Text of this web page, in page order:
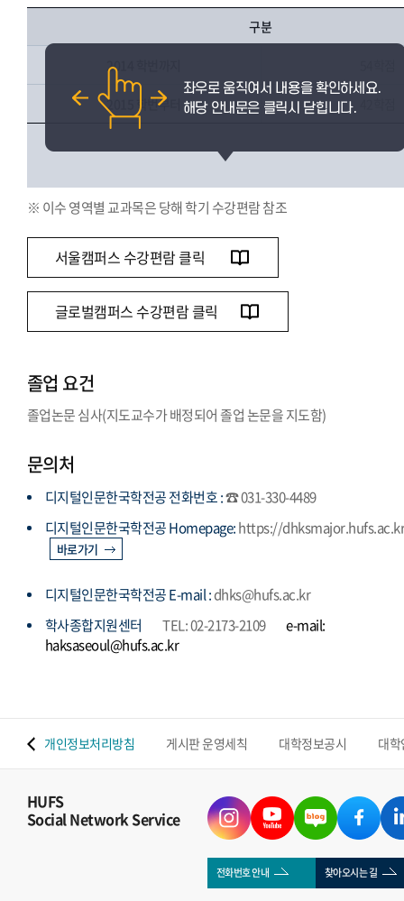
구분
2014 학번까지
2015 학번부터
※ 이수 영역별 교과목은 당해 학기 수강편람 참조
서울캠퍼스 수강편람 클릭
글로벌캠퍼스 수강편람 클릭
졸업 요건
졸업논문 심사(지도교수가 배정되어 졸업 논문을 지도함)
문의처
디지털인문한국학전공 전화번호 :☎ 031-330-4489
디지털인문한국학전공 Homepage:https://
바로가기
디지털인문한국학전공 E-mail :dhks@hufs.ac.kr
학사종합지원센터
TEL: 02-2173-2109
e-mail:
haksaseoul@hufs.ac.kr
개인정보처리방침 게시판 운영세칙 대학정보공시 대
HUFS
Social Network Service
전화번호 안내 찾아오시는 길